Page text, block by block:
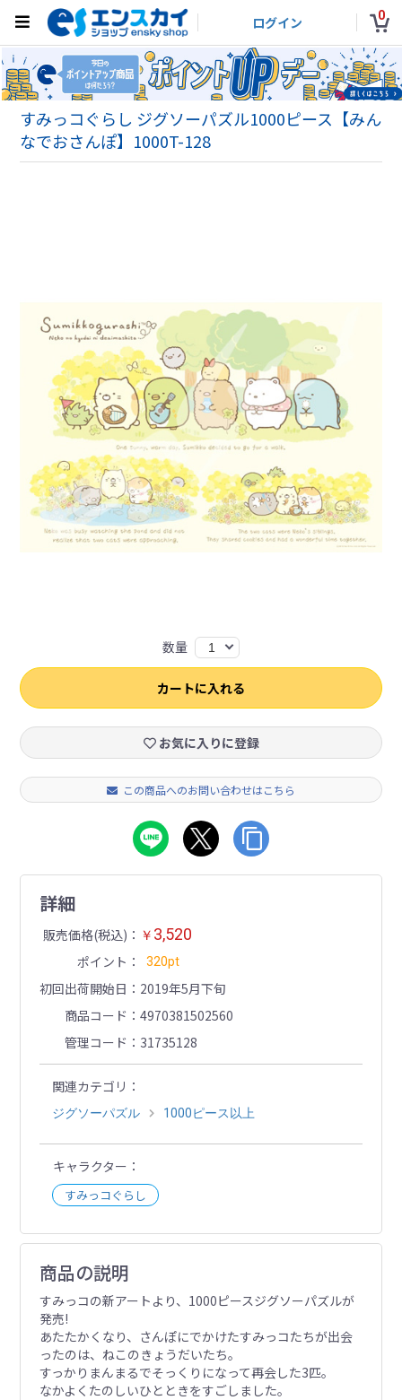
ログイン 0
すみっコぐらし ジグソーパズル1000ピース【みん
なでおさんぽ】1000T-128
数量 1
カートに入れる
お気に入りに登録
この商品へのお問い合わせはこちら
詳細
販売価格(税込) ￥ 3,520
ポイント 320pt
初回出荷開始日
2019年5月下旬
商品コード
4970381502560
管理コード
31735128
関連カテゴリ
ジグソーパズル 1000ピース以上
キャラクター
すみっコぐらし
商品の説明
すみっコの新アートより、1000ピースジグソーパズルが
発売!
あたたかくなり、さんぽにでかけたすみっコたちが出会
ったのは、ねこのきょうだいたち。
すっかりまんまるでそっくりになって再会した3匹。
なかよくたのしいひとときをすごしました。